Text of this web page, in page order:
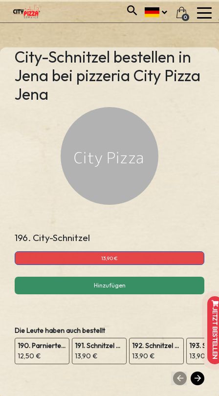
0
City-Schnitzel bestellen in
Jena bei pizzeria City Pizza
Jena
196. City-Schnitzel
13,90 €
Hinzufügen
Die Leute haben auch bestellt
190. Parniertes Schnitzel
12,50 €
191. Schnitzel mit Champignonssauce
13,90 €
192. Schnitzel mit Zigeunersauce
13,90 €
13,90 € JETZT BESTELLEN